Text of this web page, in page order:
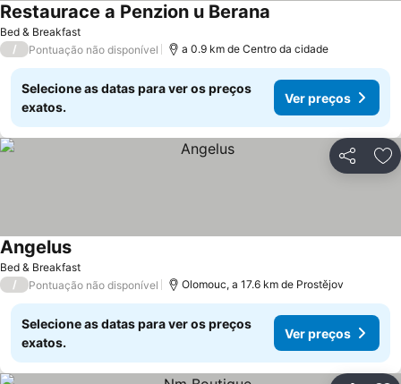
Bed & Breakfast
Restaurace a Penzion u Berana
/ Pontuação não disponível a 0.9 km de Centro da cidade
Selecione as datas para ver os preços
exatos.
Ver preços
Partilhar
Bed & Breakfast
AngelusVer preços
/ Pontuação não disponível Olomouc, a 17.6 km de Prostějov
Selecione as datas para ver os preços
exatos.
Ver preços